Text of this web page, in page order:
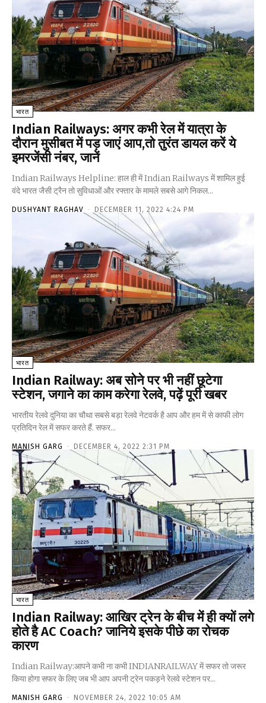
भारत
Indian Railways: अगर कभी रेल में यात्रा के
दौरान मुसीबत में पड़ जाएं आप,तो तुरंत डायल करें ये
इमरजेंसी नंबर, जानें
Indian Railways Helpline: हाल ही में Indian Railways में शामिल हुई
वंदे भारत जैसी ट्रैन तो सुविधाओं और रफ्तार के मामले सबसे आगे निकल...
DUSHYANT RAGHAV - DECEMBER 11, 2022 4:24 PM
भारत
Indian Railway: अब सोने पर भी नहीं छूटेगा
स्टेशन, जगाने का काम करेगा रेलवे, पढ़ें पूरी खबर
भारतीय रेलवे दुनिया का चौथा सबसे बड़ा रेलवे नेटवर्क है आप और हम में से काफी लोग
प्रतिदिन रेल में सफर करते हैं. सफर...
MANISH GARG - DECEMBER 4, 2022 2:31 PM
भारत
Indian Railway: आखिर ट्रेन के बीच में ही क्यों लगे
होते है AC Coach? जानिये इसके पीछे का रोचक
कारण
Indian Railway:आपने कभी ना कभी INDIANRAILWAY में सफर तो जरूर
किया होगा सफर के लिए जब भी आप अपनी ट्रेन पकड़ने रेलवे स्टेशन पर...
MANISH GARG - NOVEMBER 24, 2022 10:05 AM